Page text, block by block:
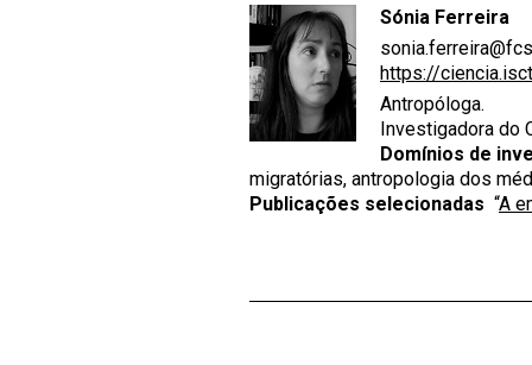
Sónia Ferreira
https://
Antropóloga.
Investigadora do
Domínios de
migratórias, antropologia dos
Publicações selecionadas “A